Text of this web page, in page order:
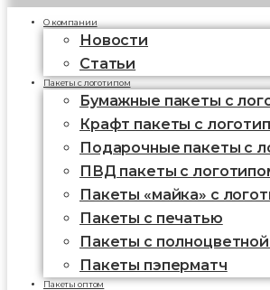
О компании
Новости
Статьи
Пакеты с логотипом
Бумажные пакеты с
Крафт пакеты с
Подарочные пакеты с
ПВД пакеты с
Пакеты «майка» с
Пакеты c печатью
Пакеты с
Пакеты пэперматч
Пакеты оптом